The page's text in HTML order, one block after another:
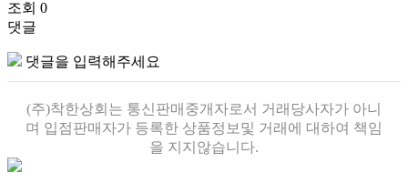
조회 0
댓글
댓글을 입력해주세요
(주)착한상회는 통신판매중개자로서 거래당사자가 아니
며 입점판매자가 등록한 상품정보및 거래에 대하여 책임
을 지지않습니다.